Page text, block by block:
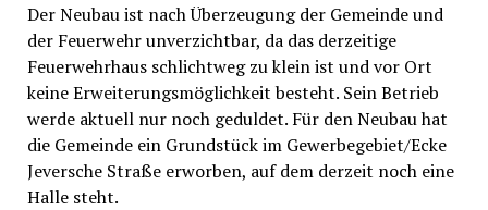
Der Neubau ist nach Überzeugung der Gemeinde und
der Feuerwehr unverzichtbar, da das derzeitige
Feuerwehrhaus schlichtweg zu klein ist und vor Ort
keine Erweiterungsmöglichkeit besteht. Sein Betrieb
werde aktuell nur noch geduldet. Für den Neubau hat
die Gemeinde ein Grundstück im Gewerbegebiet/Ecke
Jeversche Straße erworben, auf dem derzeit noch eine
Halle steht.